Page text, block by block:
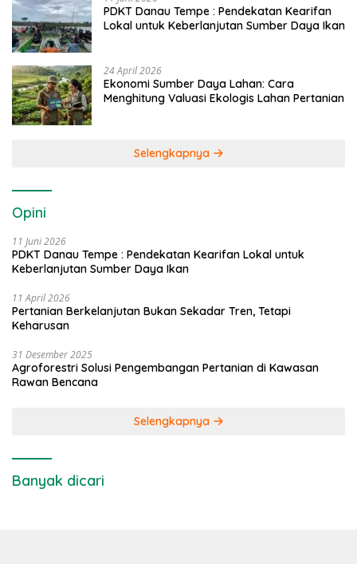
PDKT Danau Tempe : Pendekatan Kearifan
Lokal untuk Keberlanjutan Sumber Daya Ikan
24 April 2026
Ekonomi Sumber Daya Lahan: Cara
Menghitung Valuasi Ekologis Lahan Pertanian
Selengkapnya
Opini
11 Juni 2026
PDKT Danau Tempe : Pendekatan Kearifan Lokal untuk
Keberlanjutan Sumber Daya Ikan
11 April 2026
Pertanian Berkelanjutan Bukan Sekadar Tren, Tetapi
Keharusan
31 Desember 2025
Agroforestri Solusi Pengembangan Pertanian di Kawasan
Rawan Bencana
Selengkapnya
Banyak dicari